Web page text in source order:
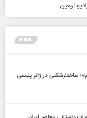
اربعین
ساختارشکنی در ژانر پلیسی